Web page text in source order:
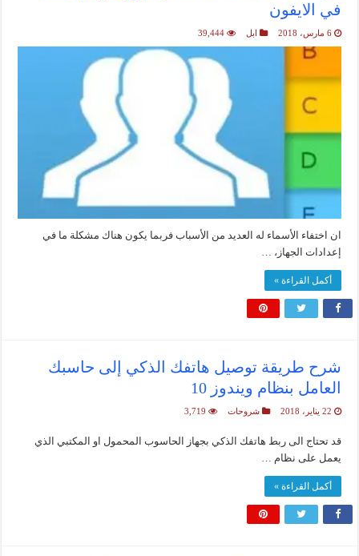
في الايفون
6 مارس، 2018 ابل 39,444
ان اختفاء الأسماء له العديد من الأسباب فربما يكون هناك مشكلة ما في
إعدادات الجهاز، …
أكمل القراءة »
شرح طريقة توصيل هاتفك الذكي إلى حاسبك
العامل بنظام ويندوز 10
22 يناير، 2018 شروحات 3,719
قد تحتاج الى ربط هاتفك الذكي بجهاز الحاسوب المحمول او المكتبي الذي
يعمل على نظام …
أكمل القراءة »